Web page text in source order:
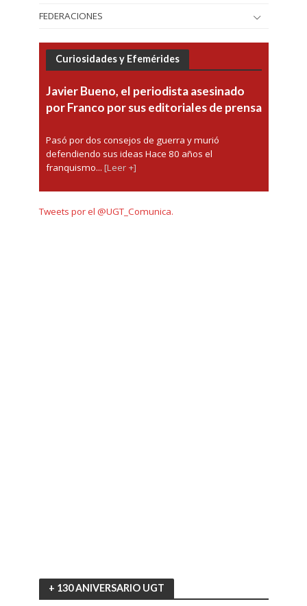
FEDERACIONES
Curiosidades y Efemérides
Javier Bueno, el periodista asesinado
por Franco por sus editoriales de prensa
Pasó por dos consejos de guerra y murió
defendiendo sus ideas Hace 80 años el
franquismo... [Leer +]
Tweets por el @UGT_Comunica.
+ 130 ANIVERSARIO UGT